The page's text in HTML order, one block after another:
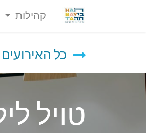
קהילות
כל האירועים
טויל